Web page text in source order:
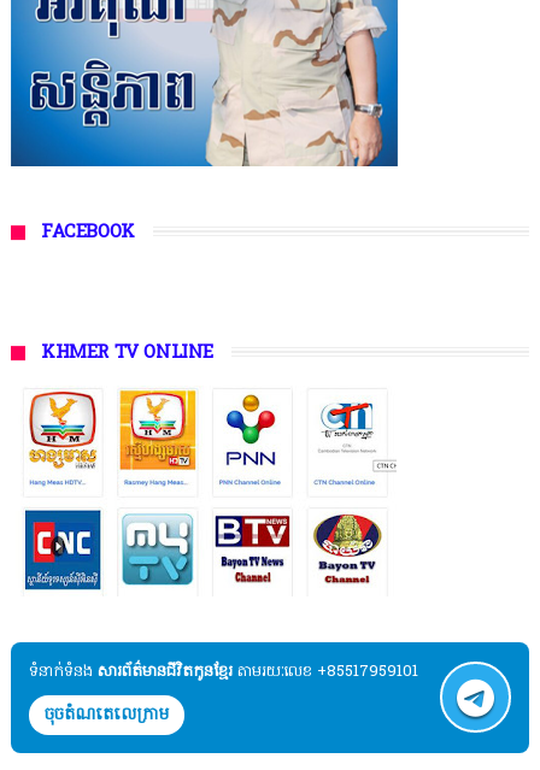
FACEBOOK
KHMER TV ONLINE
ទំនាក់ទំនង​​ សារព័ត៌មានជីវិតកូនខ្មែរ តាមរយៈលេខ +85517959101
ចុចតំណតេលេក្រាម